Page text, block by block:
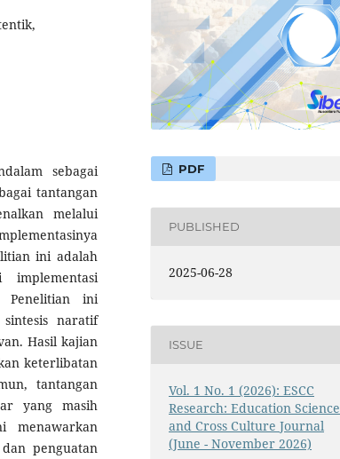
sebagai
tantangan
melalui
ini adalah
Penelitian ini
naratif
Hasil kajian
keterlibatan
tantangan
yang masih
menawarkan
penguatan
PDF
PUBLISHED
2025-06-28
ISSUE
Vol. 1 No. 1 (2026): ESCC
Research: Education Science
and Cross Culture Journal
(June - November 2026)